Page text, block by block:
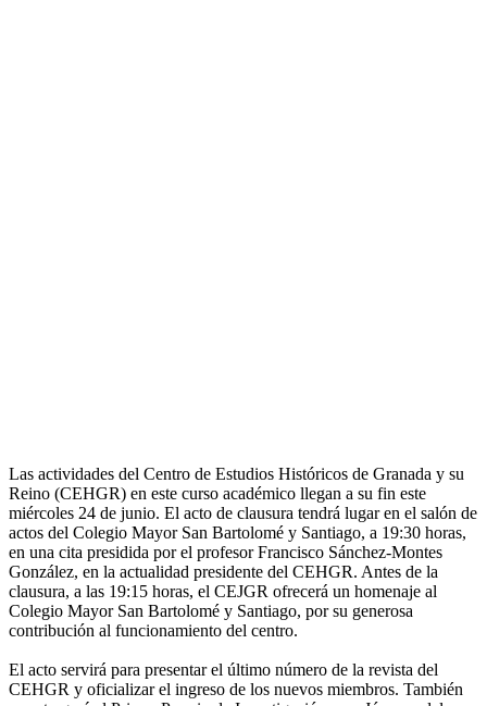
Las actividades del Centro de Estudios Históricos de Granada y su
Reino (CEHGR) en este curso académico llegan a su fin este
miércoles 24 de junio. El acto de clausura tendrá lugar en el salón de
actos del Colegio Mayor San Bartolomé y Santiago, a 19:30 horas,
en una cita presidida por el profesor Francisco Sánchez-Montes
González, en la actualidad presidente del CEHGR. Antes de la
clausura, a las 19:15 horas, el CEJGR ofrecerá un homenaje al
Colegio Mayor San Bartolomé y Santiago, por su generosa
contribución al funcionamiento del centro.
El acto servirá para presentar el último número de la revista del
CEHGR y oficializar el ingreso de los nuevos miembros. También